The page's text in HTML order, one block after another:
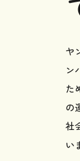
ヤ
ン
た
の
社
い